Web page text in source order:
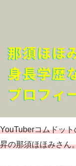
YouTuberコムドッ
昇の那須ほほみさん